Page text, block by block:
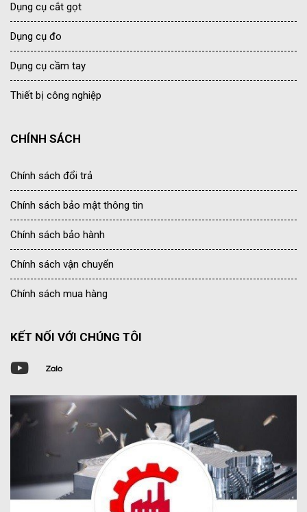
Dụng cụ cắt gọt
Dụng cụ đo
Dụng cụ cầm tay
Thiết bị công nghiệp
CHÍNH SÁCH
Chính sách đổi trả
Chính sách bảo mật thông tin
Chính sách bảo hành
Chính sách vận chuyển
Chính sách mua hàng
KẾT NỐI VỚI CHÚNG TÔI